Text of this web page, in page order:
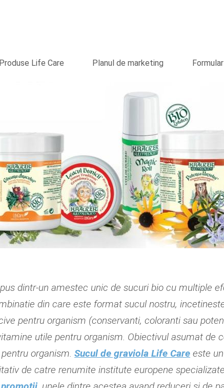
Produse Life Care Planul de marketing
dintr-un amestec unic de sucuri bio cu multiple
din care este format sucul nostru,
pentru organism (conservanti, coloranti sau
utile pentru organism. Obiectivul asumat de
organism.Sucul de graviola Life Care este
de catre renumite institute europene